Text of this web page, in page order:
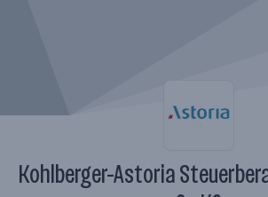
Kohlberger-Astoria